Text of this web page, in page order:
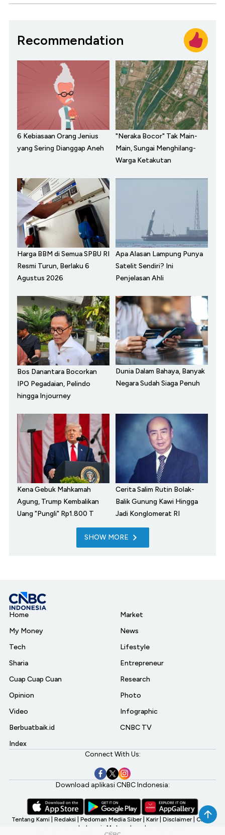
Recommendation
6 Kebiasaan Orang Jenius
yang Sering Dianggap Aneh
"Neraka Bocor" Tak Main-
Main, Sungai Menghilang-
Warga Ketakutan
Harga BBM di Semua SPBU RI
Resmi Turun, Berlaku 6
Agustus 2026
Apa Alasan Lampung Punya
Satelit Sendiri? Ini
Penjelasan Ahli
Bos Danantara Bocorkan
IPO Pegadaian, Pelindo
hingga Injourney
Dunia Dalam Bahaya, Banyak
Negara Sudah Siaga Penuh
Kena Gebuk Mahkamah
Agung, Trump Kembalikan
Uang "Pungli" Rp1.800 T
Cerita Salim Rutin Bolak-
Balik Gunung Kawi Hingga
Jadi Konglomerat RI
SHOW MORE
Home
My Money
Tech
Sharia
Cuap Cuap Cuan
Opinion
Video
Berbuatbaik.id
Index
Market
News
Lifestyle
Entrepreneur
Research
Photo
Infographic
CNBC TV
Connect With Us:
Download aplikasi CNBC Indonesia:
Tentang Kami Redaksi Pedoman Media Siber Karir Disclaimer CNBC
Indonesia My Investment